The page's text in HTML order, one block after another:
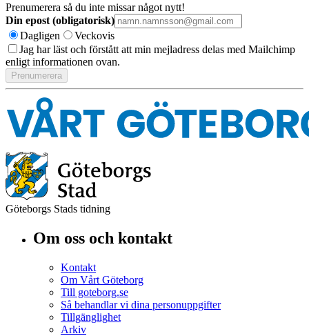
Prenumerera så du inte missar något nytt!
Din epost (obligatorisk)
Dagligen
Veckovis
Jag har läst och förstått att min mejladress delas med Mailchimp
enligt informationen ovan.
Göteborgs Stads tidning
Om oss och kontakt
Kontakt
Om Vårt Göteborg
Till goteborg.se
Så behandlar vi dina personuppgifter
Tillgänglighet
Arkiv